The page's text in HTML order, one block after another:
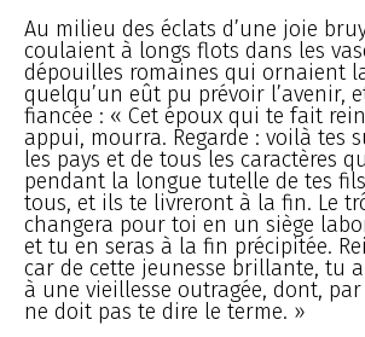
Au milieu des éclats d’une joie
coulaient à longs flots dans les
dépouilles romaines qui ornaient
quelqu’un eût pu prévoir l’avenir,
fiancée : « Cet époux qui te fait
appui, mourra. Regarde : voilà tes
les pays et de tous les caractères
pendant la longue tutelle de tes
tous, et ils te livreront à la fin. Le
changera pour toi en un siège
et tu en seras à la fin précipitée.
car de cette jeunesse brillante, tu
à une vieillesse outragée, dont,
ne doit pas te dire le terme. »